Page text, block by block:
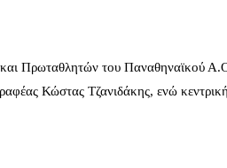
Πρωταθλητών του Παναθηναϊκού
Κώστας Τζανιδάκης, ενώ